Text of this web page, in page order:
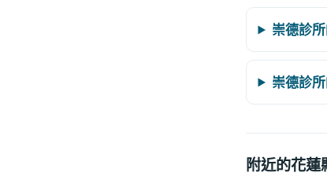
崇德診
崇德診
附近的花蓮